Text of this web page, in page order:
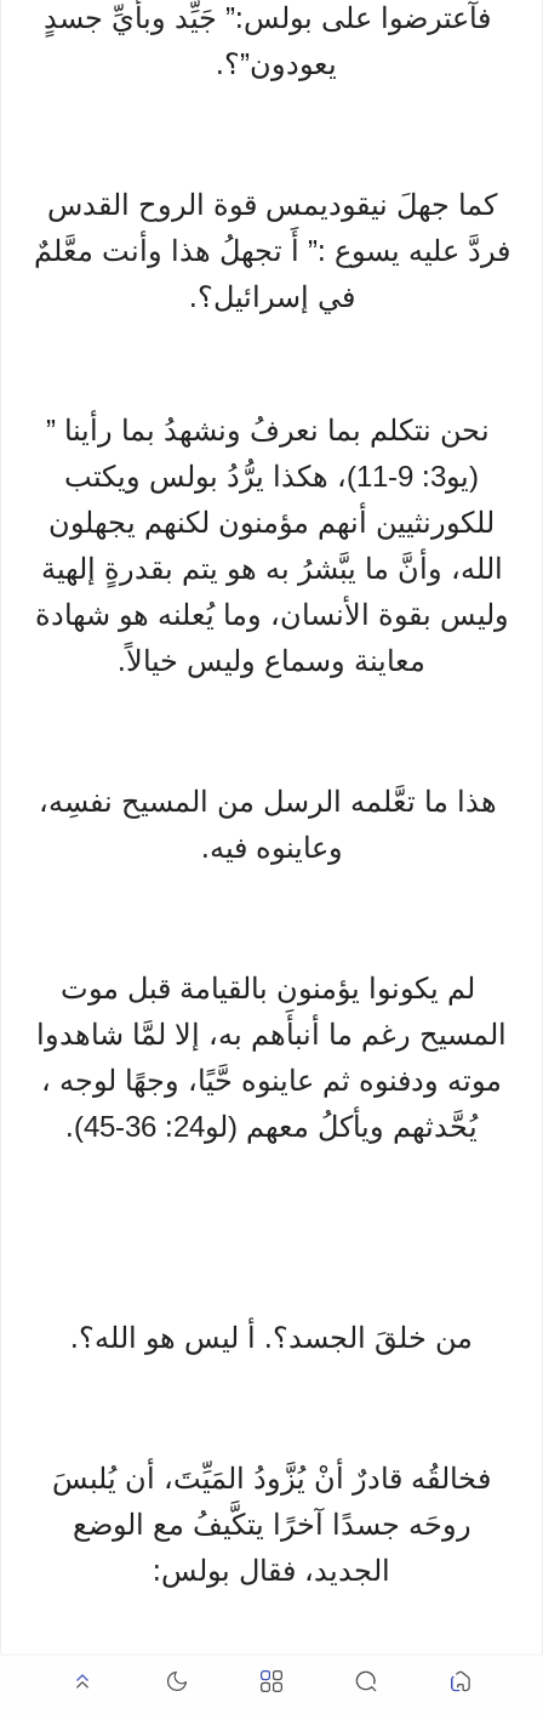
فآعترضوا على بولس:” جَيِّد وبأيِّ جسدٍ
يعودون”؟.
كما جهلَ نيقوديمس قوة الروح القدس
فردَّ عليه يسوع :” أَ تجهلُ هذا وأنت معَّلمٌ
في إسرائيل؟.
نحن نتكلم بما نعرفُ ونشهدُ بما رأينا ”
(يو3: 9-11)، هكذا يرُّدُ بولس ويكتب
للكورنثيين أنهم مؤمنون لكنهم يجهلون
الله، وأنَّ ما يبَّشرُ به هو يتم بقدرةٍ إلهية
وليس بقوة الأنسان، وما يُعلنه هو شهادة
معاينة وسماع وليس خيالاً.
هذا ما تعَّلمه الرسل من المسيح نفسِه،
وعاينوه فيه.
لم يكونوا يؤمنون بالقيامة قبل موت
المسيح رغم ما أنبأَهم به، إلا لمَّا شاهدوا
موته ودفنوه ثم عاينوه حَّيًا، وجهًا لوجه ،
يُحَّدثهم ويأكلُ معهم (لو24: 36-45).
من خلقَ الجسد؟. أ ليس هو الله؟.
فخالقُه قادرٌ أنْ يُزَّودُ المَيِّتَ، أن يُلبسَ
روحَه جسدًا آخرًا يتكَّيفُ مع الوضع
الجديد، فقال بولس: